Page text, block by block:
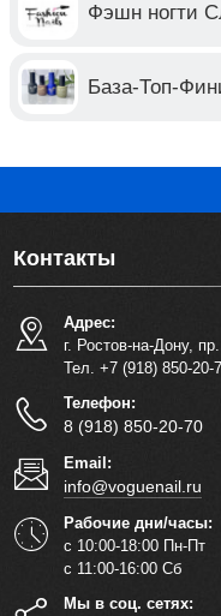
Фэшн ногти
База-Топ-
Контакты
Адрес:
г. Ростов-на-Дону,
Тел. +7 (918) 850-20-
Телефон:
8 (918) 850-20-70
Email:
info@voguenail.ru
Рабочие дни/часы:
с 10:00-18:00 Пн-Пт
с 11:00-16:00 Сб
Мы в соц. сетях: